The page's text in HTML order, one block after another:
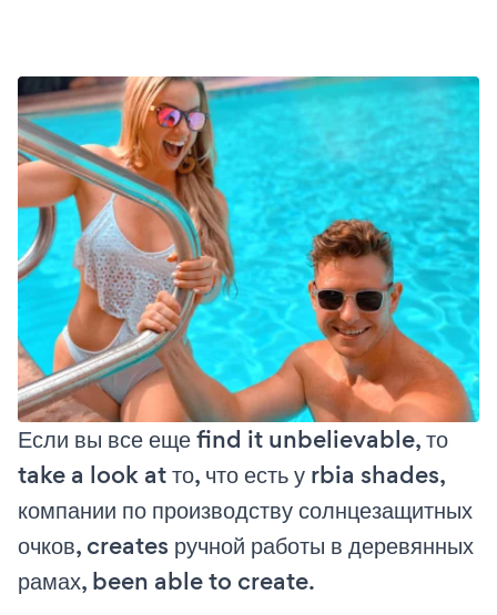
Если вы все еще find it unbelievable, то
take a look at то, что есть у rbia shades,
компании по производству солнцезащитных
очков, creates ручной работы в деревянных
рамах, been able to create.